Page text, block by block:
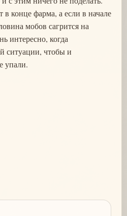
в конце фарма, а если в начале
мобов сагрится на
интересно, когда
ситуации, чтобы и
упали.